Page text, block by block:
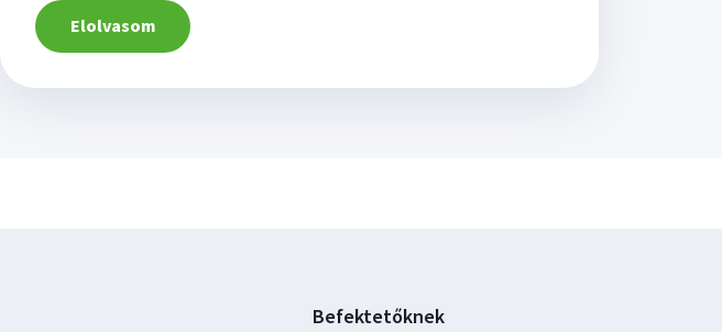
Elolvasom
Befektetőknek